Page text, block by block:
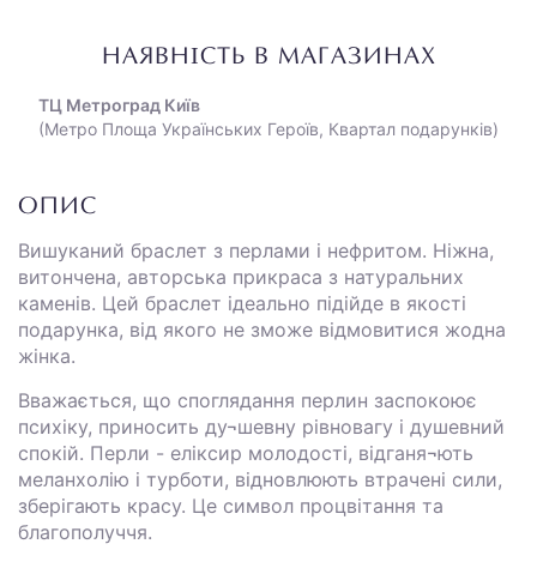
НАЯВНІСТЬ В МАГАЗИНАХ
ТЦ Метроград Київ
(Метро Площа Українських Героїв, Квартал подарунків)
ОПИС
Вишуканий браслет з перлами і нефритом. Ніжна,
витончена, авторська прикраса з натуральних
каменів. Цей браслет ідеально підійде в якості
подарунка, від якого не зможе відмовитися жодна
жінка.
Вважається, що споглядання перлин заспокоює
психіку, приносить ду¬шевну рівновагу і душевний
спокій. Перли - еліксир молодості, відганя¬ють
меланхолію і турботи, відновлюють втрачені сили,
зберігають красу. Це символ процвітання та
благополуччя.